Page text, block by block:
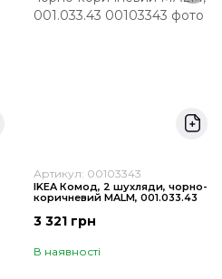
Артикул: 00103343
IKEA Комод, 2 шухляди, чорно-
коричневий MALM, 001.033.43
3 321 грн
В наявності